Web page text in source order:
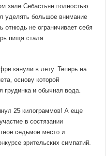
зале Себастьян полностью
уделять большое внимание
отнюдь не ограничивает себя
пища стала
канули в лету. Теперь на
основу которой
грудинка и обычная вода.
25 килограммов! А еще
в состязании
седьмое место и
зрительских симпатий.